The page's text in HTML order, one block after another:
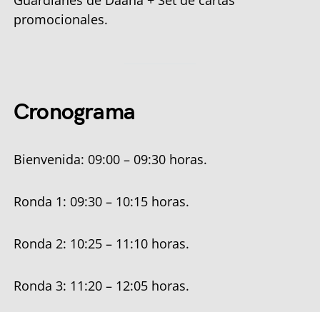
promocionales.
Cronograma
Bienvenida: 09:00 – 09:30 horas.
Ronda 1: 09:30 – 10:15 horas.
Ronda 2: 10:25 – 11:10 horas.
Ronda 3: 11:20 – 12:05 horas.